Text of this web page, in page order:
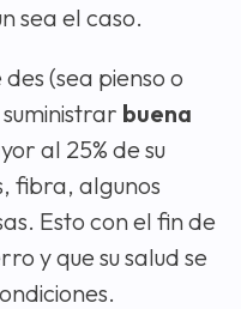
sea el caso.
(sea pienso o
buena
al 25% de su
fibra, algunos
Esto con el fin de
y que su salud se